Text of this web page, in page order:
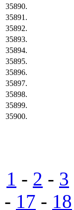
35890.
35891.
35892.
35893.
35894.
35895.
35896.
35897.
35898.
35899.
35900.
1 - 2 - 3
- 17 - 18